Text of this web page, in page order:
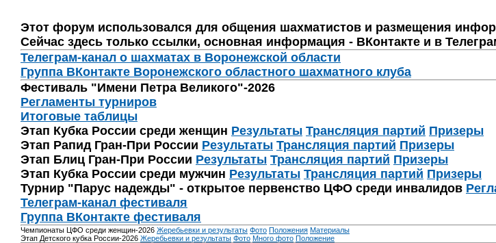
Этот форум использовался для общения шахматистов и размещения
Сейчас здесь только ссылки, основная информация - ВКонтакте и в
Телеграм-канал о шахматах в Воронежской области
Группа ВКонтакте Воронежского областного шахматного клуба
Фестиваль "Имени Петра Великого"-2026
Регламенты турниров
Итоговые таблицы
Этап Кубка России среди женщин Результаты Трансляция партий Призеры
Этап Рапид Гран-При России Результаты Трансляция партий Призеры
Этап Блиц Гран-При России Результаты Трансляция партий Призеры
Этап Кубка России среди мужчин Результаты Трансляция партий Призеры
Турнир "Парус надежды" - открытое первенство ЦФО среди инвалидов
Телеграм-канал фестиваля
Группа ВКонтакте фестиваля
Чемпионаты ЦФО среди женщин-2026 Жеребьевки и результаты Фото Положения Материалы
Этап Детского кубка России-2026 Жеребьевки и результаты Фото Много фото Положение